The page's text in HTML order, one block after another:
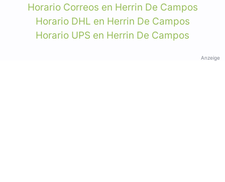
Horario Correos en Herrin De Campos
Horario DHL en Herrin De Campos
Horario UPS en Herrin De Campos
Anzeige